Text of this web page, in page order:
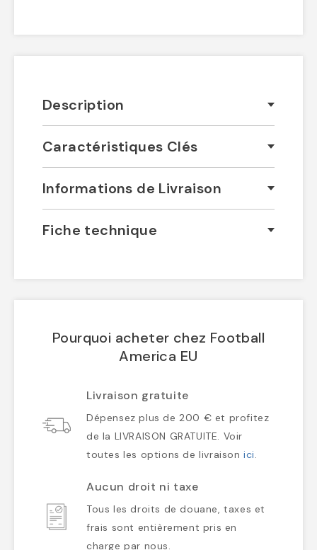
Description
Caractéristiques Clés
Informations de Livraison
Fiche technique
Pourquoi acheter chez Football
America EU
Livraison gratuite
Dépensez plus de 200 € et profitez
de la LIVRAISON GRATUITE. Voir
toutes les options de livraisonici.
Aucun droit ni taxe
Tous les droits de douane, taxes et
frais sont entièrement pris en
charge par nous.